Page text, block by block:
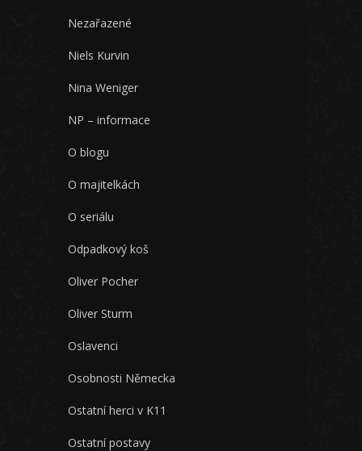
Nezařazené
Niels Kurvin
Nina Weniger
NP – informace
O blogu
O majitelkách
O seriálu
Odpadkový koš
Oliver Pocher
Oliver Sturm
Oslavenci
Osobnosti Německa
Ostatní herci v K11
Ostatní postavy